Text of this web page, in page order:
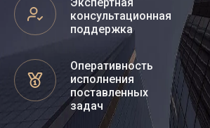
консультационная
поддержка
Оперативность
исполнения
поставленных
задач